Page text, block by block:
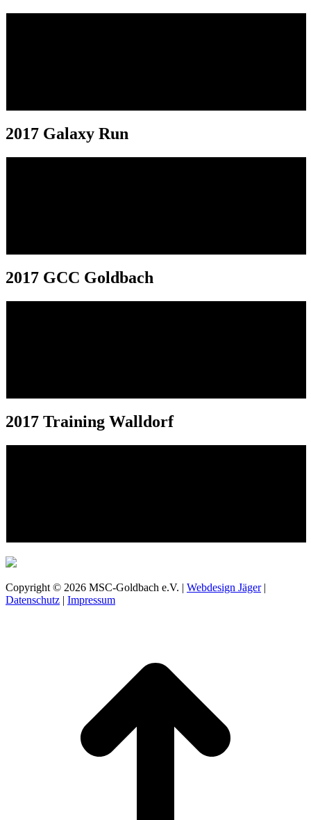
2017 Galaxy Run
2017 GCC Goldbach
2017 Training Walldorf
Copyright © 2026 MSC-Goldbach e.V. | Webdesign Jäger|
Datenschutz | Impressum